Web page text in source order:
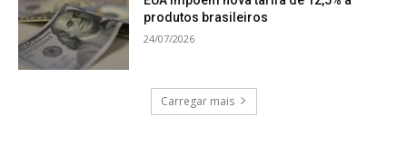
produtos brasileiros
24/07/2026
Carregar mais